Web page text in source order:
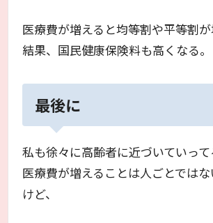
医療費が増えると均等割や平等割が
結果、国民健康保険料も高くなる。
最後に
私も徐々に高齢者に近づいていって
医療費が増えることは人ごとでは
けど、